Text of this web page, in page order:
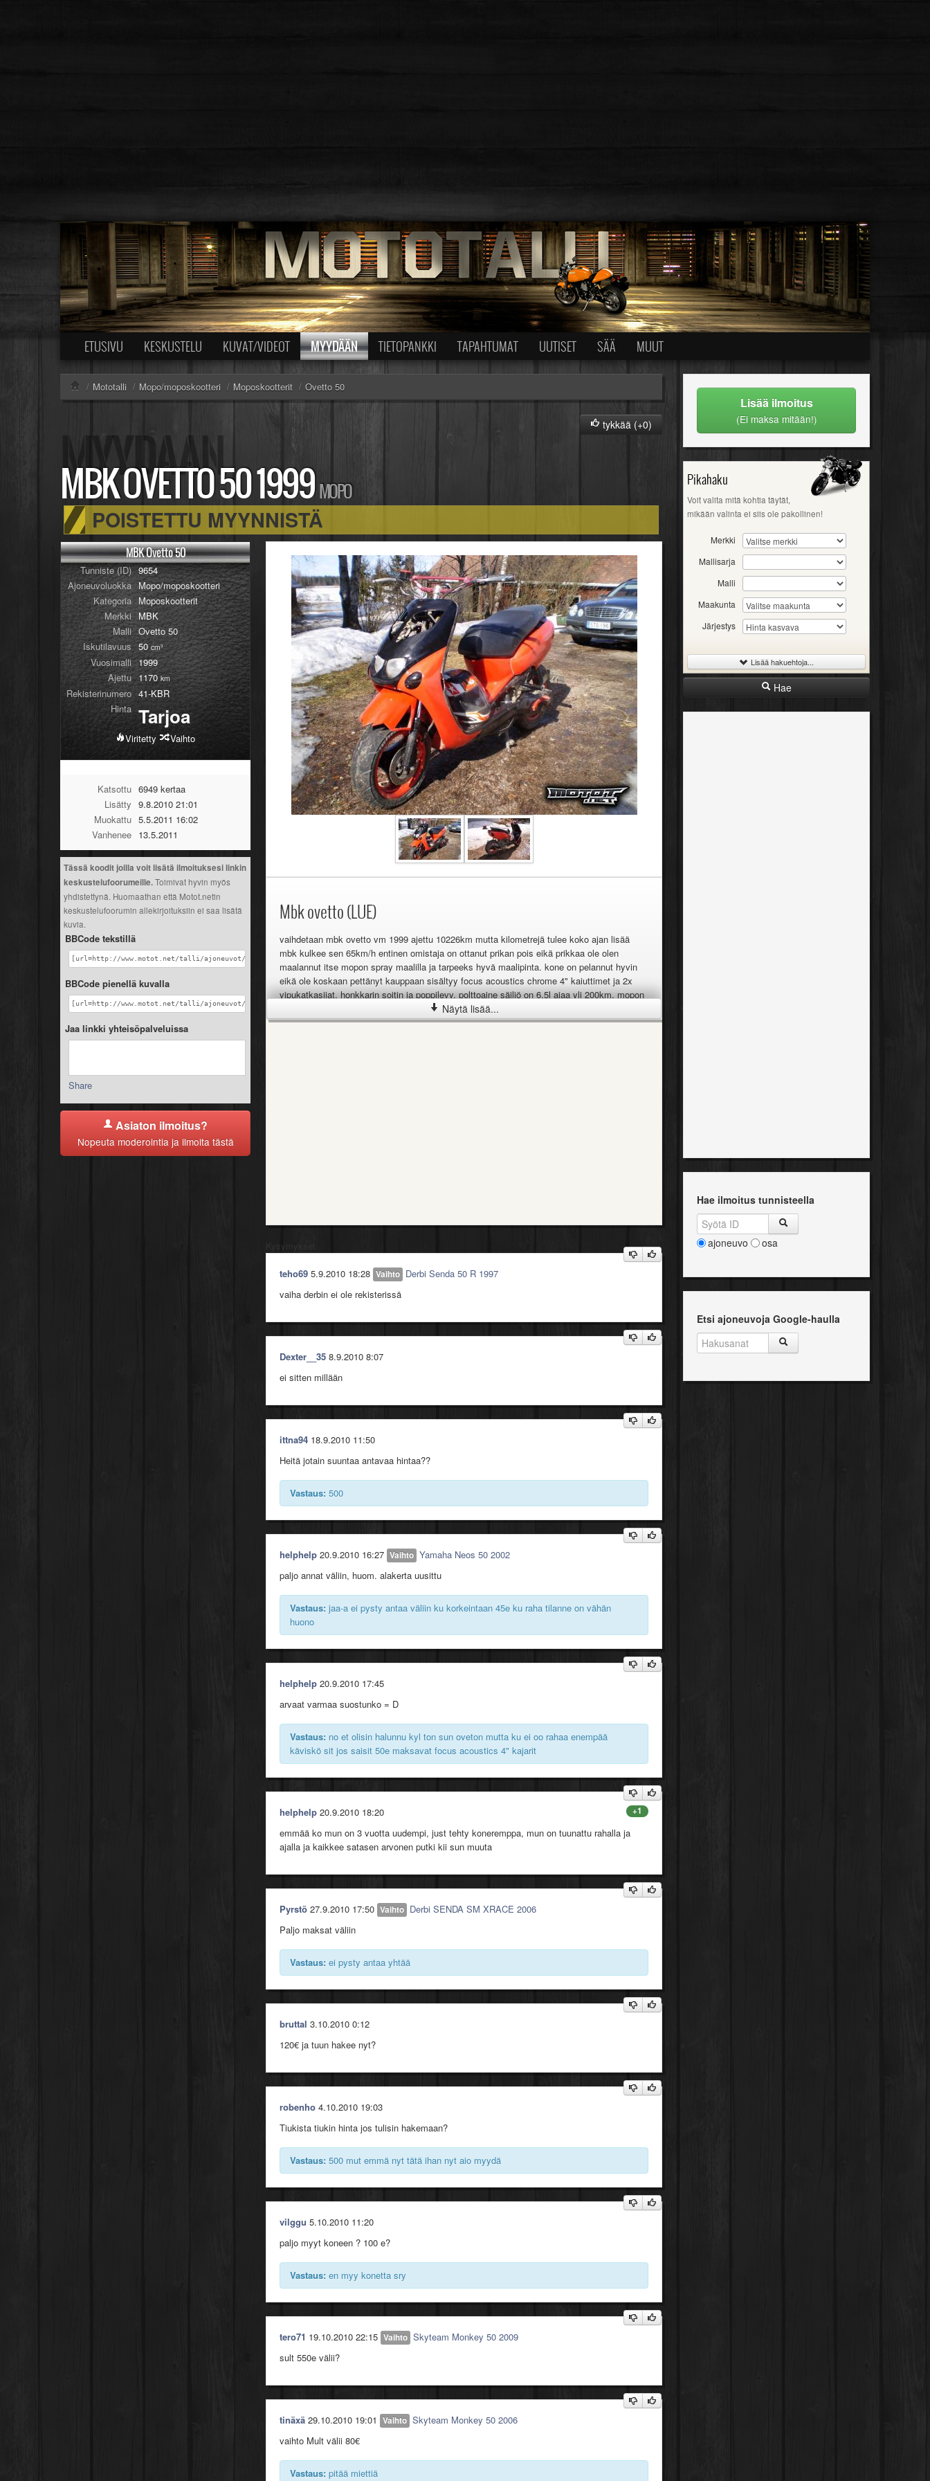
ETUSIVU KESKUSTELU KUVAT/VIDEOT MYYDÄÄN TIETOPANKKI TAPAHTUMAT UUTISET SÄÄ MUUT
/ Mototalli / Mopo/moposkootteri / Moposkootterit / Ovetto 50
tykkää (+0)
MBK OVETTO 501999MOPO
POISTETTU MYYNNISTÄ
MBK Ovetto 50
Tunniste (ID) 9654
Ajoneuvoluokka Mopo/moposkootteri
Kategoria Moposkootterit
Merkki MBK
Malli Ovetto 50
Iskutilavuus 50cm³
Vuosimalli 1999
Ajettu 1170km
Rekisterinumero 41-KBR
Hinta Tarjoa
Viritetty Vaihto
Katsottu 6949 kertaa
Lisätty 9.8.2010 21:01
Muokattu 5.5.2011 16:02
Vanhenee 13.5.2011
Tässä koodit joilla voit lisätä ilmoituksesi linkin
keskustelufoorumeille.Toimivat hyvin myös
yhdistettynä. Huomaathan että Motot.netin
keskustelufoorumin allekirjoituksiin ei saa lisätä
kuvia.
BBCode tekstillä
[url=http://www.motot.net/talli/ajoneuvot/mbk/ovetto_50/id9654/]Myydään MBK Ovetto 50  1999 mopo[/url]
BBCode pienellä kuvalla
[url=http://www.motot.net/talli/ajoneuvot/mbk/ovetto_50/id9654/][img]http://www.motot.net/talli/kuvat/a/1/9654/376635_thumb.jpg[/img][/url]
Jaa linkki yhteisöpalveluissa
Share
Asiaton ilmoitus?
Nopeuta moderointia ja ilmoita tästä
Mbk ovetto (LUE)
vaihdetaan mbk ovetto vm 1999 ajettu 10226km mutta kilometrejä tulee koko ajan lisää
mbk kulkee sen 65km/h entinen omistaja on ottanut prikan pois eikä prikkaa ole olen
maalannut itse mopon spray maalilla ja tarpeeks hyvä maalipinta. kone on pelannut hyvin
eikä ole koskaan pettänyt kauppaan sisältyy focus acoustics chrome 4" kaiuttimet ja 2x
vipukatkasijat, honkkarin soitin ja poppilevy. polttoaine säiliö on 6,5l ajaa yli 200km. mopon
akku on uusittu kesällä ja toinen matkustajan kahva on mennyt rikki kun kaaduin mopolla ja
siksi on uusiksi maalattu.
roxiin/nitroo, cpi, gilera yms ja kysymyksiä voi laittaa
VÄLIÄ EN VOI MAKSAA!!
Näytä lisää...
Kysymykset
teho69 5.9.2010 18:28 Vaihto Derbi Senda 50 R 1997
vaiha derbin ei ole rekisterissä
Dexter__35 8.9.2010 8:07
ei sitten millään
ittna94 18.9.2010 11:50
Heitä jotain suuntaa antavaa hintaa??
Vastaus: 500
helphelp 20.9.2010 16:27 Vaihto Yamaha Neos 50 2002
paljo annat väliin, huom. alakerta uusittu
Vastaus: jaa-a ei pysty antaa väliin ku korkeintaan 45e ku raha tilanne on vähän
huono
helphelp 20.9.2010 17:45
arvaat varmaa suostunko = D
Vastaus: no et olisin halunnu kyl ton sun oveton mutta ku ei oo rahaa enempää
käviskö sit jos saisit 50e maksavat focus acoustics 4" kajarit
helphelp 20.9.2010 18:20 +1
emmää ko mun on 3 vuotta uudempi, just tehty koneremppa, mun on tuunattu rahalla ja
ajalla ja kaikkee satasen arvonen putki kii sun muuta
Pyrstö 27.9.2010 17:50 Vaihto Derbi SENDA SM XRACE 2006
Paljo maksat väliin
Vastaus: ei pysty antaa yhtää
bruttal 3.10.2010 0:12
120€ ja tuun hakee nyt?
robenho 4.10.2010 19:03
Tiukista tiukin hinta jos tulisin hakemaan?
Vastaus: 500 mut emmä nyt tätä ihan nyt aio myydä
vilggu 5.10.2010 11:20
paljo myyt koneen ? 100 e?
Vastaus: en myy konetta sry
tero71 19.10.2010 22:15 Vaihto Skyteam Monkey 50 2009
sult 550e välii?
tinäxä 29.10.2010 19:01 Vaihto Skyteam Monkey 50 2006
vaihto Mult välii 80€
Vastaus: pitää miettiä
Lisää ilmoitus
(Ei maksa mitään!)
Pikahaku
Voit valita mitä kohtia täytät,
mikään valinta ei siis ole pakollinen!
Merkki
Mallisarja
Malli
Maakunta
Järjestys
Lisää hakuehtoja...
-
Hae
Hae ilmoitus tunnisteella
ajoneuvo osa
Etsi ajoneuvoja Google-haulla